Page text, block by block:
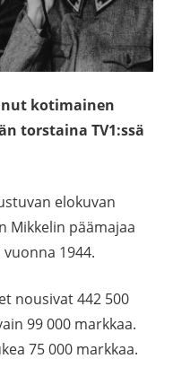
kotimainen
torstaina TV1:ssä
elokuvan
Mikkelin päämajaa
1944.
nousivat 442 500
99 000 markkaa.
75 000 markkaa.